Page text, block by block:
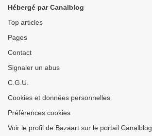
Hébergé par Canalblog
Top articles
Pages
Contact
Signaler un abus
C.G.U.
Cookies et données personnelles
Préférences cookies
Voir le profil de Bazaart sur le portail Canalblog